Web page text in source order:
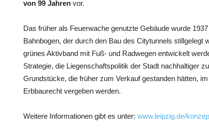
von 99 Jahren vor.
Das früher als Feuerwache genutzte Gebäude wurde
Bahnbogen, der durch den Bau des Citytunnels stillgelegt
grünes Aktivband mit Fuß- und Radwegen entwickelt
Strategie, die Liegenschaftspolitik der Stadt nachhaltiger
Grundstücke, die früher zum Verkauf gestanden hätten,
Erbbaurecht vergeben werden.
Weitere Informationen gibt es unter: www.leipzig.de/